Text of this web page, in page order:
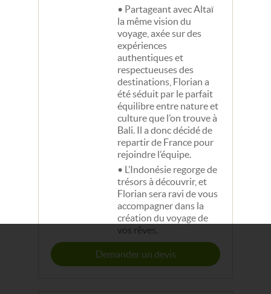
Partageant avec Altaï
la même vision du
voyage, axée sur des
expériences
authentiques et
respectueuses des
destinations, Florian a
été séduit par le parfait
équilibre entre nature et
culture que l’on trouve à
Bali. Il a donc décidé de
repartir de France pour
rejoindre l’équipe.
L’Indonésie regorge de
trésors à découvrir, et
Florian sera ravi de vous
accompagner dans la
création du voyage de
vos rêves.
Demander un devis